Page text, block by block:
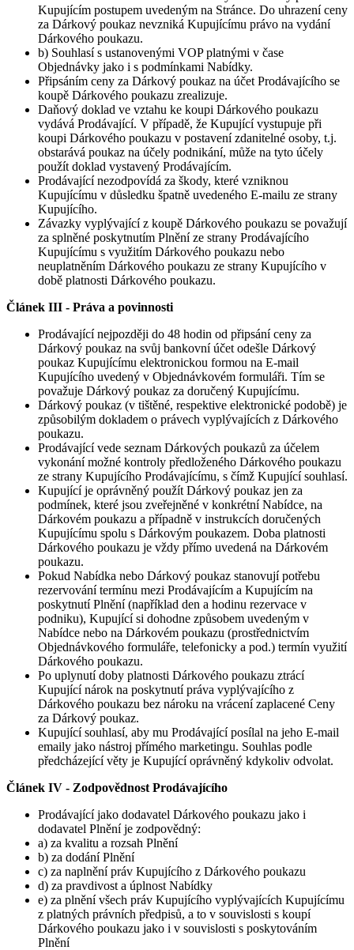
Kupujícím postupem uvedeným na Stránce. Do uhrazení ceny
za Dárkový poukaz nevzniká Kupujícímu právo na vydání
Dárkového poukazu.
b) Souhlasí s ustanovenými VOP platnými v čase
Objednávky jako i s podmínkami Nabídky.
Připsáním ceny za Dárkový poukaz na účet Prodávajícího se
koupě Dárkového poukazu zrealizuje.
Daňový doklad ve vztahu ke koupi Dárkového poukazu
vydává Prodávající. V případě, že Kupující vystupuje při
koupi Dárkového poukazu v postavení zdanitelné osoby, t.j.
obstarává poukaz na účely podnikání, může na tyto účely
použít doklad vystavený Prodávajícím.
Prodávající nezodpovídá za škody, které vzniknou
Kupujícímu v důsledku špatně uvedeného E-mailu ze strany
Kupujícího.
Závazky vyplývající z koupě Dárkového poukazu se považují
za splněné poskytnutím Plnění ze strany Prodávajícího
Kupujícímu s využitím Dárkového poukazu nebo
neuplatněním Dárkového poukazu ze strany Kupujícího v
době platnosti Dárkového poukazu.
Článek III - Práva a povinnosti
Prodávající nejpozději do 48 hodin od připsání ceny za
Dárkový poukaz na svůj bankovní účet odešle Dárkový
poukaz Kupujícímu elektronickou formou na E-mail
Kupujícího uvedený v Objednávkovém formuláři. Tím se
považuje Dárkový poukaz za doručený Kupujícímu.
Dárkový poukaz (v tištěné, respektive elektronické podobě) je
způsobilým dokladem o právech vyplývajících z Dárkového
poukazu.
Prodávající vede seznam Dárkových poukazů za účelem
vykonání možné kontroly předloženého Dárkového poukazu
ze strany Kupujícího Prodávajícímu, s čímž Kupující souhlasí.
Kupující je oprávněný použít Dárkový poukaz jen za
podmínek, které jsou zveřejněné v konkrétní Nabídce, na
Dárkovém poukazu a případně v instrukcích doručených
Kupujícímu spolu s Dárkovým poukazem. Doba platnosti
Dárkového poukazu je vždy přímo uvedená na Dárkovém
poukazu.
Pokud Nabídka nebo Dárkový poukaz stanovují potřebu
rezervování termínu mezi Prodávajícím a Kupujícím na
poskytnutí Plnění (například den a hodinu rezervace v
podniku), Kupující si dohodne způsobem uvedeným v
Nabídce nebo na Dárkovém poukazu (prostřednictvím
Objednávkového formuláře, telefonicky a pod.) termín využití
Dárkového poukazu.
Po uplynutí doby platnosti Dárkového poukazu ztrácí
Kupující nárok na poskytnutí práva vyplývajícího z
Dárkového poukazu bez nároku na vrácení zaplacené Ceny
za Dárkový poukaz.
Kupující souhlasí, aby mu Prodávající posílal na jeho E-mail
emaily jako nástroj přímého marketingu. Souhlas podle
předcházející věty je Kupující oprávněný kdykoliv odvolat.
Článek IV - Zodpovědnost Prodávajícího
Prodávající jako dodavatel Dárkového poukazu jako i
dodavatel Plnění je zodpovědný:
a) za kvalitu a rozsah Plnění
b) za dodání Plnění
c) za naplnění práv Kupujícího z Dárkového poukazu
d) za pravdivost a úplnost Nabídky
e) za plnění všech práv Kupujícího vyplývajících Kupujícímu
z platných právních předpisů, a to v souvislosti s koupí
Dárkového poukazu jako i v souvislosti s poskytováním
Plnění